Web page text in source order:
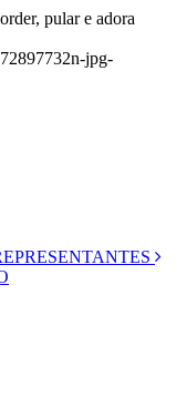
pular e adora
jpg-